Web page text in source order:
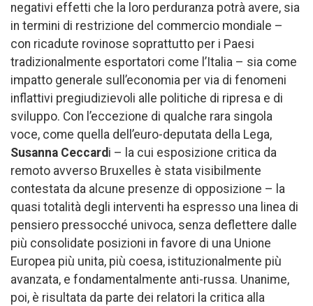
negativi effetti che la loro perduranza potrà avere, sia
in termini di restrizione del commercio mondiale –
con ricadute rovinose soprattutto per i Paesi
tradizionalmente esportatori come l’Italia – sia come
impatto generale sull’economia per via di fenomeni
inflattivi pregiudizievoli alle politiche di ripresa e di
sviluppo. Con l’eccezione di qualche rara singola
voce, come quella dell’euro-deputata della Lega,
Susanna Ceccardi – la cui esposizione critica da
remoto avverso Bruxelles è stata visibilmente
contestata da alcune presenze di opposizione – la
quasi totalità degli interventi ha espresso una linea di
pensiero pressocché univoca, senza deflettere dalle
più consolidate posizioni in favore di una Unione
Europea più unita, più coesa, istituzionalmente più
avanzata, e fondamentalmente anti-russa. Unanime,
poi, è risultata da parte dei relatori la critica alla